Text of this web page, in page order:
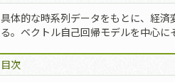
具体的な時系列データをもとに、経
る。ベクトル自己回帰モデルを中心に
目次